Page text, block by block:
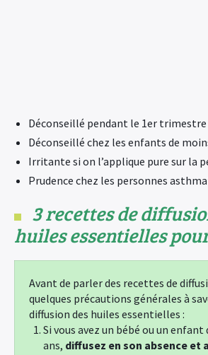
Déconseillé pendant le 1er trimestre
Déconseillé chez les enfants de
Irritante si on l’applique pure sur la
Prudence chez les personnes
3 recettes de
huiles essentielles
Avant de parler des recettes de
quelques précautions générales à
diffusion des huiles essentielles :
Si vous avez un bébé ou un enfant
ans, diffusez en son absence et